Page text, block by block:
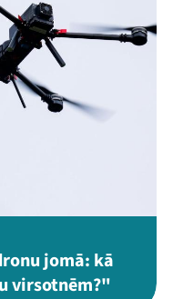
jomā: kā
virsotnēm?"